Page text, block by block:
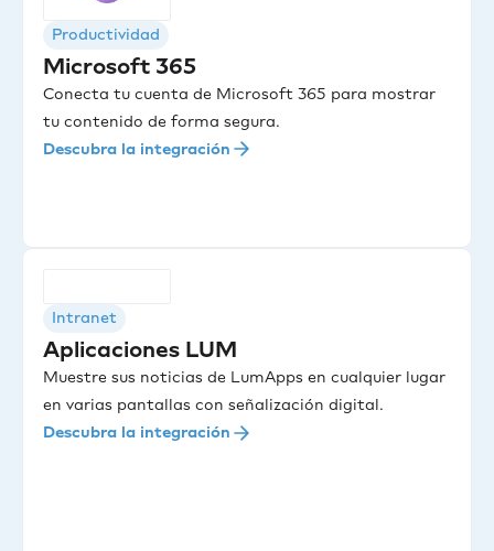
Productividad
Microsoft 365
Conecta tu cuenta de Microsoft 365 para mostrar
tu contenido de forma segura.
Descubra la integración
Intranet
Aplicaciones LUM
Muestre sus noticias de LumApps en cualquier lugar
en varias pantallas con señalización digital.
Descubra la integración